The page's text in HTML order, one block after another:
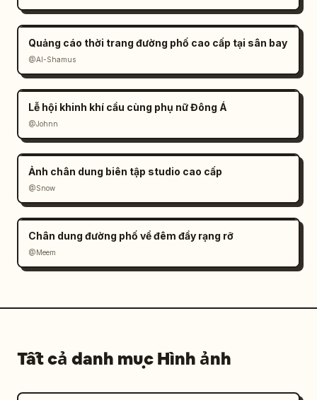
Quảng cáo thời trang đường phố cao cấp tại sân bay
@Al-Shamus
Lễ hội khinh khí cầu cùng phụ nữ Đông Á
@Johnn
Ảnh chân dung biên tập studio cao cấp
@Snow
Chân dung đường phố về đêm đầy rạng rỡ
@Meem
Tất cả danh mục Hình ảnh